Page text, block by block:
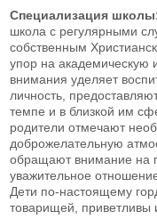
Специализация
школа с регулярными
собственным
упор на академическую
внимания уделяет
личность,
темпе и в близкой им
родители отмечают
доброжелательную
обращают внимание на
уважительное
Дети по-настоящему
товарищей, приветливы